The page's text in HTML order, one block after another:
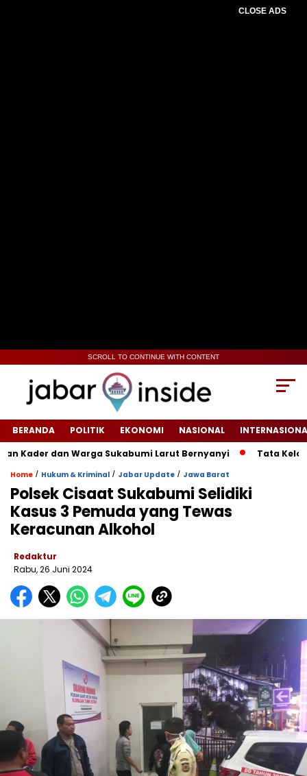
CLOSE ADS
SCROLL TO CONTINUE WITH CONTENT
BERANDA POLITIK EKONOMI NASIONAL
dan Warga Sukabumi Larut Bernyanyi
Tata Kelola Haji
Home / Hukum & Kriminal / Jabar Update / Jawa Barat
Polsek Cisaat Sukabumi Selidiki
Kasus 3 Pemuda yang Tewas
Keracunan Alkohol
Redaktur
Rabu, 26 Juni 2024